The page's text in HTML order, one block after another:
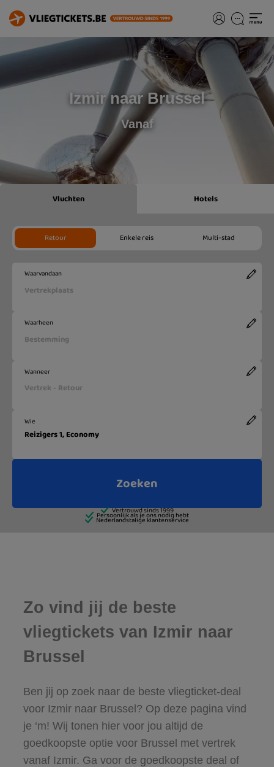
Izmir naar Brussel
Vanaf
Zo vind jij de beste
vliegtickets van Izmir naar
Brussel
Ben jij op zoek naar de beste vliegticket-deal
voor Izmir naar Brussel? Op deze pagina vind
je ‘m! Wij tonen hier voor jou altijd de
goedkoopste optie voor Brussel met vertrek
vanaf Izmir. Ga voor de goedkoopste deal of